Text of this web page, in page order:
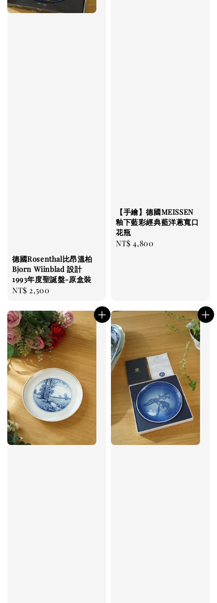
德國Rosenthal比昂溫柏
Bjorn Wiinblad 設計
1993年度聖誕盤-原盒裝
Regular
NT$ 2,500
【手繪】德國MEISSEN
釉下藍彩經典藍洋蔥寬口
花瓶
Regular
NT$ 4,800